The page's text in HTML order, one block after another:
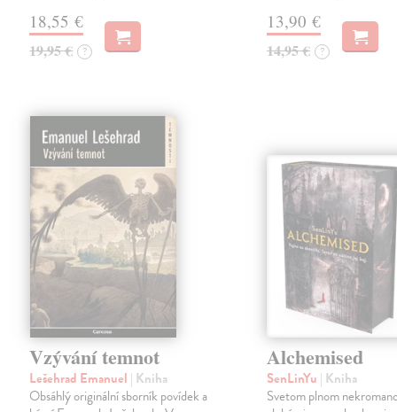
18,55 €
19,95 € ?
13,90 €
14,95 € ?
Vzývání temnot
Lešehrad Emanuel | Kniha
Obsáhlý originální sborník povídek a
Alchemised
SenLinYu | Kniha
Svetom plnom